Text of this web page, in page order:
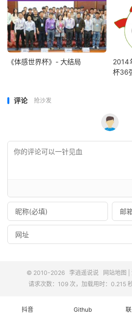
《体感世界杯》- 大结局
2014
杯36
评论 抢沙发
© 2010-2026 李逍遥说说 网站地图
请求次数：109 次，加载用时：0.215
抖音 Github